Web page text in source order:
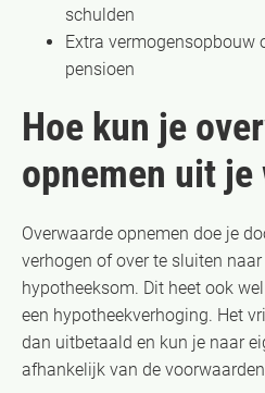
schulden
Extra vermogensopbouw
pensioen
Hoe kun je
opnemen uit je
Overwaarde opnemen doe je
verhogen of over te sluiten naar
hypotheeksom. Dit heet ook
een hypotheekverhoging. Het
dan uitbetaald en kun je naar
afhankelijk van de